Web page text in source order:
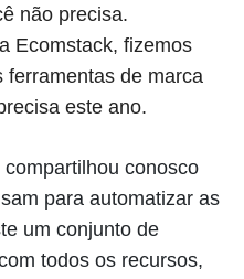
não precisa.
Ecomstack, fizemos
ferramentas de marca
este ano.
conosco
para automatizar as
um conjunto de
todos os recursos,